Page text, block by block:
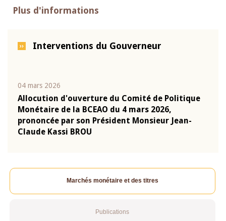
Plus d'informations
Interventions du Gouverneur
04 mars 2026
Allocution d'ouverture du Comité de Politique
Monétaire de la BCEAO du 4 mars 2026,
prononcée par son Président Monsieur Jean-
Claude Kassi BROU
Marchés monétaire et des titres
Publications